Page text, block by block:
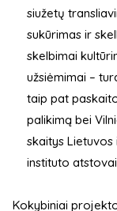
siužetų
sukūrimas ir
skelbimai
užsiėmimai –
taip pat
palikimą bei
skaitys
instituto
Kokybiniai